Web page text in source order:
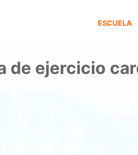
ESCUELA
de ejercicio